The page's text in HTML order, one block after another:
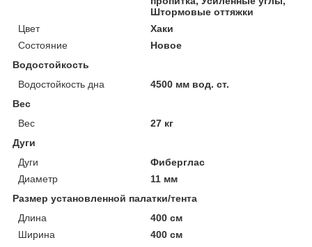
Штормовые оттяжки
Цвет
Хаки
Состояние
Новое
Водостойкость
Водостойкость дна
4500 мм вод. ст.
Вес
Вес
27 кг
Дуги
Дуги
Фиберглас
Диаметр
11 мм
Размер установленной палатки/тента
Длина
400 см
Ширина
400 см